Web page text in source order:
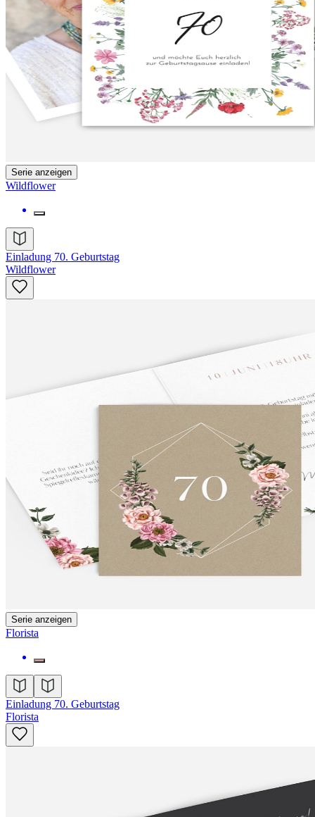
Serie anzeigen
Wildflower
Einladung 70. Geburtstag
Wildflower
Serie anzeigen
Florista
Einladung 70. Geburtstag
Florista